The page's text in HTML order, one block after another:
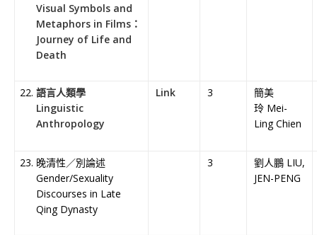
Visual Symbols and
Metaphors in Films：
Journey of Life and
Death
語言人類學
Linguistic
Anthropology
Link 3
簡美
玲 Mei-
Ling Chien
晚清性／別論述
Gender/Sexuality
Discourses in Late
Qing Dynasty
3
劉人鵬 LIU,
JEN-PENG